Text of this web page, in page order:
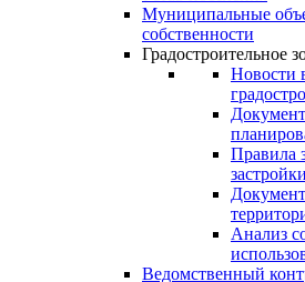
Муниципальные
собственности
Градостроительное
Новости
Правила
застройки
Анализ
Ведомственный